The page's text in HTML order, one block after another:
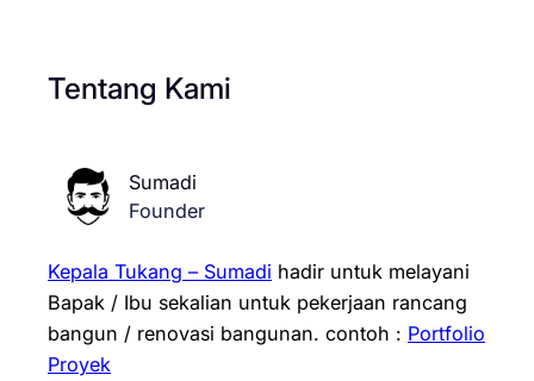
Tentang Kami
Sumadi
Founder
Kepala Tukang – Sumadi hadir untuk melayani
Bapak / Ibu sekalian untuk pekerjaan rancang
bangun / renovasi bangunan. contoh : Portfolio
Proyek